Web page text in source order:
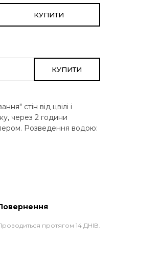
КУПИТИ
КУПИТИ
стін від цвілі і
через 2 години
Розведення водою:
протягом 14 ДНІВ.